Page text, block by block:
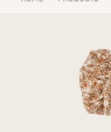
a la información